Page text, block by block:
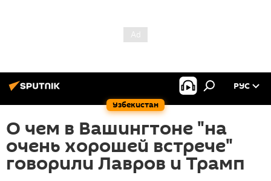
Узбекистан
РУС
О чем в Вашингтоне "на
очень хорошей встрече"
говорили Лавров и Трамп